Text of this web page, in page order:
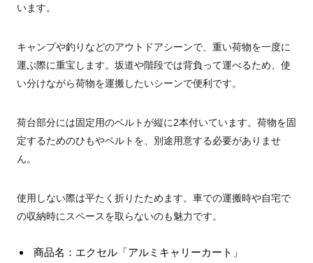
います。
キャンプや釣りなどのアウトドアシーンで、重い荷物を一度に
運ぶ際に重宝します。坂道や階段では背負って運べるため、使
い分けながら荷物を運搬したいシーンで便利です。
荷台部分には固定用のベルトが縦に2本付いています。荷物を固
定するためのひもやベルトを、別途用意する必要がありませ
ん。
使用しない際は平たく折りたためます。車での運搬時や自宅で
の収納時にスペースを取らないのも魅力です。
商品名：エクセル「アルミキャリーカート」